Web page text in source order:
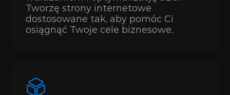
Tworzę strony internetowe
dostosowane tak, aby pomóc Ci
osiągnąć Twoje cele biznesowe.